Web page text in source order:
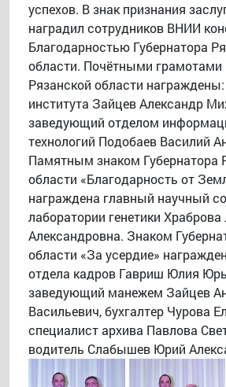
успехов. В знак признания
наградил сотрудников ВНИИ
Благодарностью Губернатора
области. Почётными грамотами
Рязанской области
института Зайцев Александр
заведующий отделом
технологий Подобаев Василий
Памятным знаком Губернатора
области «Благодарность от
награждена главный научный
лаборатории генетики
Александровна. Знаком
области «За усердие»
отдела кадров Гавриш Юлия
заведующий манежем Зайцев
Васильевич, бухгалтер Чурова
специалист архива Павлова
водитель Слабышев Юрий